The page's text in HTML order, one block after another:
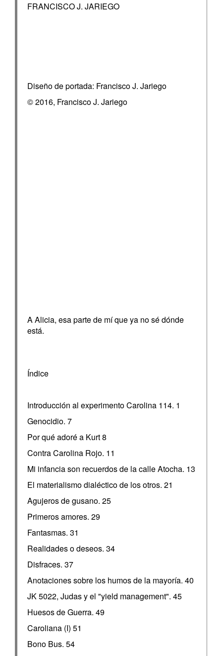
FRANCISCO J. JARIEGO
Diseño de portada: Francisco J. Jariego
© 2016, Francisco J. Jariego
A Alicia, esa parte de mí que ya no sé dónde
está.
Índice
Introducción al experimento Carolina 114. 1
Genocidio. 7
Por qué adoré a Kurt 8
Contra Carolina Rojo. 11
Mi infancia son recuerdos de la calle Atocha. 13
El materialismo dialéctico de los otros. 21
Agujeros de gusano. 25
Primeros amores. 29
Fantasmas. 31
Realidades o deseos. 34
Disfraces. 37
Anotaciones sobre los humos de la mayoría. 40
JK 5022, Judas y el "yield management". 45
Huesos de Guerra. 49
Caroliana (I) 51
Bono Bus. 54